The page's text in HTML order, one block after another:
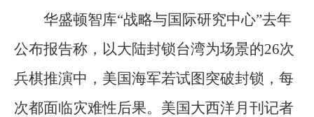
华盛顿智库“战略与国际研究中心”去年
公布报告称，以大陆封锁台湾为场景的26次
兵棋推演中，美国海军若试图突破封锁，每
次都面临灾难性后果。美国大西洋月刊记者